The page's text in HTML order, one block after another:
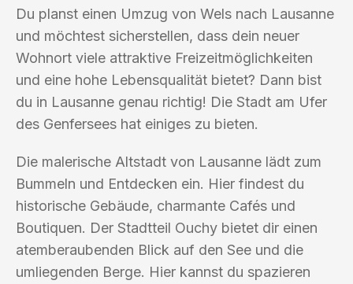
Du planst einen Umzug von Wels nach Lausanne
und möchtest sicherstellen, dass dein neuer
Wohnort viele attraktive Freizeitmöglichkeiten
und eine hohe Lebensqualität bietet? Dann bist
du in Lausanne genau richtig! Die Stadt am Ufer
des Genfersees hat einiges zu bieten.
Die malerische Altstadt von Lausanne lädt zum
Bummeln und Entdecken ein. Hier findest du
historische Gebäude, charmante Cafés und
Boutiquen. Der Stadtteil Ouchy bietet dir einen
atemberaubenden Blick auf den See und die
umliegenden Berge. Hier kannst du spazieren